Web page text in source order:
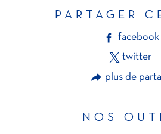
PARTAGER
facebook
twitter
plus de
NOS